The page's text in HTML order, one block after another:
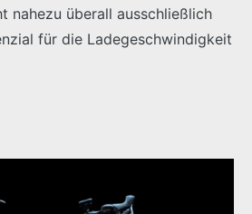
nahezu überall ausschließlich
für die Ladegeschwindigkeit